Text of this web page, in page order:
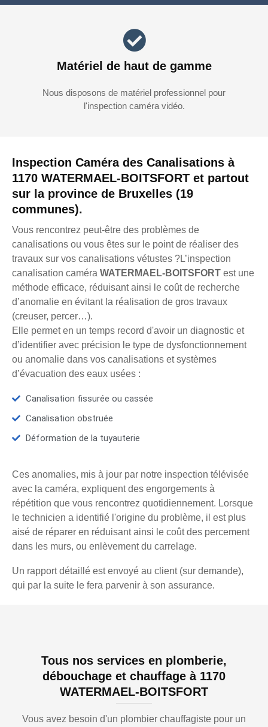
Inspection Caméra des Canalisations à
1170 WATERMAEL-BOITSFORT et partout
sur la province de Bruxelles (19
communes).
Vous rencontrez peut-être des problèmes de
canalisations ou vous êtes sur le point de réaliser des
travaux sur vos canalisations vétustes ?L’inspection
canalisation caméra WATERMAEL-BOITSFORT est une
méthode efficace, réduisant ainsi le coût de recherche
d’anomalie en évitant la réalisation de gros travaux
(creuser, percer…).
Elle permet en un temps record d'avoir un diagnostic et
d’identifier avec précision le type de dysfonctionnement
ou anomalie dans vos canalisations et systèmes
d’évacuation des eaux usées :
Canalisation fissurée ou cassée
Canalisation obstruée
Déformation de la tuyauterie
Ces anomalies, mis à jour par notre inspection télévisée
avec la caméra, expliquent des engorgements à
répétition que vous rencontrez quotidiennement. Lorsque
le technicien a identifié l'origine du problème, il est plus
aisé de réparer en réduisant ainsi le coût des percement
dans les murs, ou enlèvement du carrelage.
Un rapport détaillé est envoyé au client (sur demande),
qui par la suite le fera parvenir à son assurance.
Matériel de haut de gamme
Nous disposons de matériel professionnel pour
l'inspection caméra vidéo.
Tous nos services en plomberie,
débouchage et chauffage à 1170
WATERMAEL-BOITSFORT
Vous avez besoin d'un plombier chauffagiste pour un